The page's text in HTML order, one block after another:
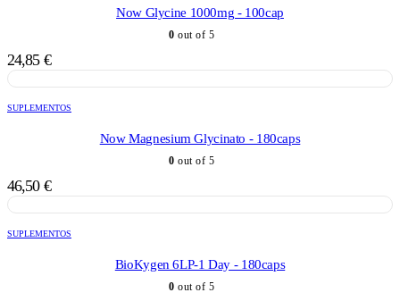
Now Glycine 1000mg - 100cap
0 out of 5
24,85 €
SUPLEMENTOS
Now Magnesium Glycinato - 180caps
0 out of 5
46,50 €
SUPLEMENTOS
BioKygen 6LP-1 Day - 180caps
0 out of 5